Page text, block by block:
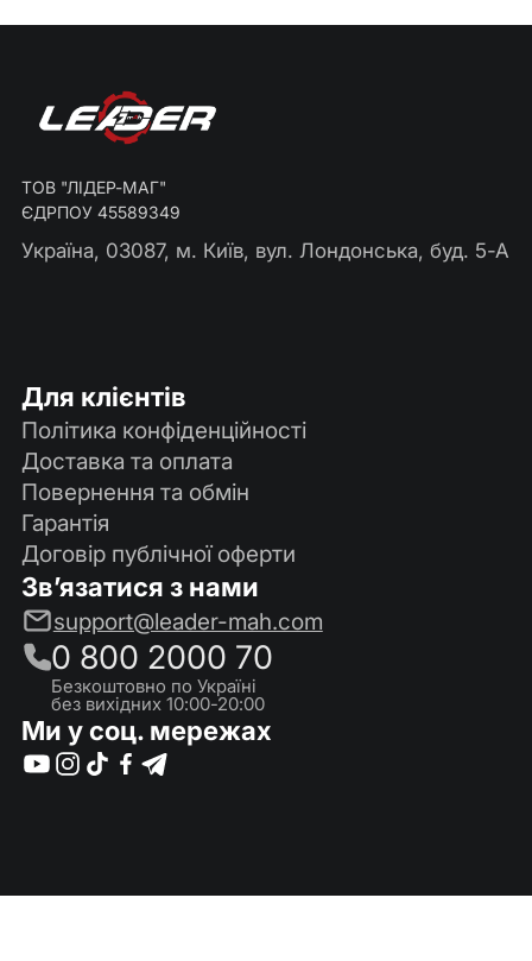
ТОВ "ЛІДЕР-МАГ"
ЄДРПОУ 45589349
Україна, 03087, м. Київ, вул. Лондонська, буд. 5-А
Для клієнтів
Політика конфіденційності
Доставка та оплата
Повернення та обмін
Гарантія
Договір публічної оферти
Зв’язатися з нами
support@leader-mah.com
0 800 2000 70
Безкоштовно по Україні
без вихідних 10:00-20:00
Ми у соц. мережах